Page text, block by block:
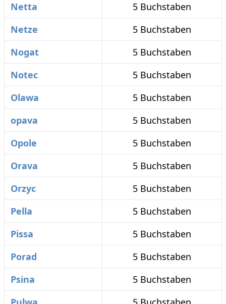
Netta
5 Buchstaben
Netze
5 Buchstaben
Nogat
5 Buchstaben
Notec
5 Buchstaben
Olawa
5 Buchstaben
opava
5 Buchstaben
Opole
5 Buchstaben
Orava
5 Buchstaben
Orzyc
5 Buchstaben
Pella
5 Buchstaben
Pissa
5 Buchstaben
Porad
5 Buchstaben
Psina
5 Buchstaben